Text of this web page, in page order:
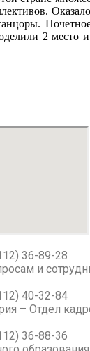
2 место
36-89-28
и
40-32-84
– Отдел
36-88-36